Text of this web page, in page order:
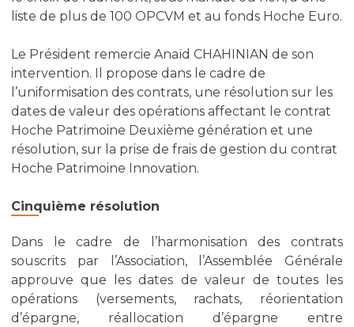
liste de plus de 100 OPCVM et au fonds Hoche Euro.
Le Président remercie Anaïd CHAHINIAN de son
intervention. Il propose dans le cadre de
l’uniformisation des contrats, une résolution sur les
dates de valeur des opérations affectant le contrat
Hoche Patrimoine Deuxième génération et une
résolution, sur la prise de frais de gestion du contrat
Hoche Patrimoine Innovation.
Cinquième résolution
Dans le cadre de l’harmonisation des contrats
souscrits par l’Association, l’Assemblée Générale
approuve que les dates de valeur de toutes les
opérations (versements, rachats, réorientation
d’épargne, réallocation d’épargne entre